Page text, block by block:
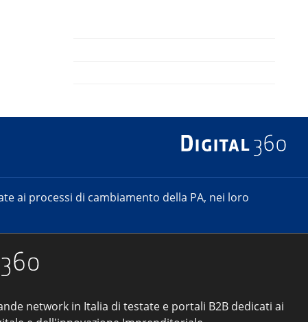
ai processi di cambiamento della PA, nei loro
network in Italia di testate e portali B2B dedicati ai